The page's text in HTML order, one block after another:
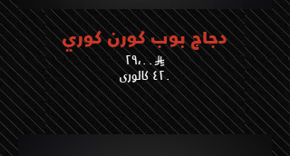
دجاج بوب كورن كوري
٢٩،٠٠
٤٢٠ كالوري